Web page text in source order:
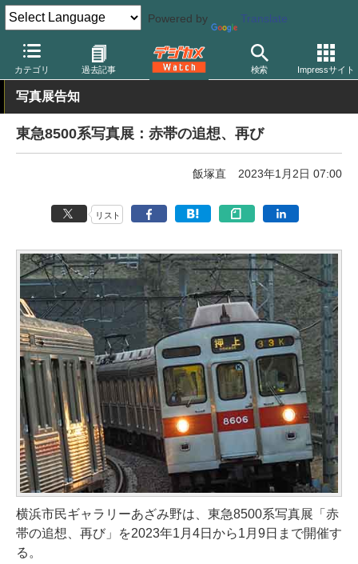
Powered by Translate
カテゴリ 過去記事 検索 Impressサイト
デジカメ Watch 撮影情報 鉄道
写真展告知
東急8500系写真展：赤帯の追想、再び
飯塚直 2023年1月2日 07:00
リスト
横浜市民ギャラリーあざみ野は、東急8500系写真展「赤
帯の追想、再び」を2023年1月4日から1月9日まで開催す
る。